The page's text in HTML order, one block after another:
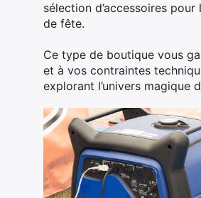
sélection d’accessoires
de fête.
Ce type de boutique vous
et à vos contraintes
explorant l’univers magique